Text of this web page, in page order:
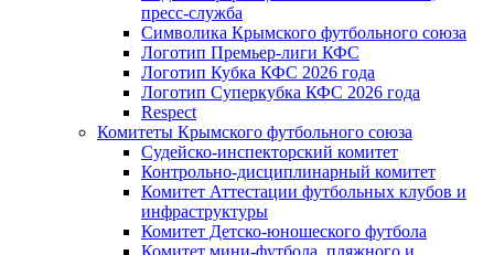
пресс-служба
Символика Крымского футбольного союза
Логотип Премьер-лиги КФС
Логотип Кубка КФС 2026 года
Логотип Суперкубка КФС 2026 года
Respect
Комитеты Крымского футбольного союза
Судейско-инспекторский комитет
Контрольно-дисциплинарный комитет
Комитет Аттестации футбольных клубов и
инфраструктуры
Комитет Детско-юношеского футбола
Комитет мини-футбола, пляжного и